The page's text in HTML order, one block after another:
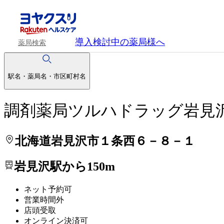
薬局検索 導入検討中の薬局様へ
駅名・薬局名・市区町村名
調剤薬局ツルハドラッグ岩見
北海道岩見沢市１条西６－８－１
岩見沢駅から150m
ネット予約可
営業時間外
店頭受取
オンライン決済可
処方せんを送って待ち時間を短く！
処方せんを送って待ち時間を短く！